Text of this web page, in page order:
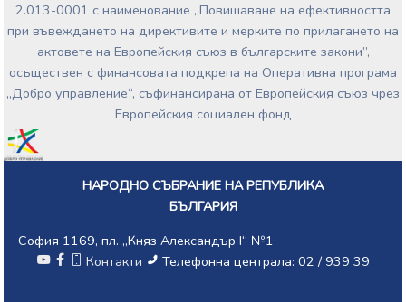
2.013-0001 с наименование „Повишаване на ефективността
при въвеждането на директивите и мерките по прилагането на
актовете на Европейския съюз в българските закони”,
осъществен с финансовата подкрепа на Оперативна програма
„Добро управление“, съфинансирана от Европейския съюз чрез
Европейския социален фонд
НАРОДНО СЪБРАНИЕ НА РЕПУБЛИКА
БЪЛГАРИЯ
София 1169, пл. „Княз Александър I“ №1
Контакти
Телефонна централа: 02 / 939 39